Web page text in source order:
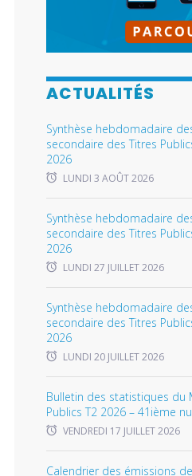
ACTUALITÉS
Synthèse hebdomadaire
secondaire des Titres
2026
LUNDI 3 AOÛT 2026
Synthèse hebdomadaire
secondaire des Titres
2026
LUNDI 27 JUILLET 2026
Synthèse hebdomadaire
secondaire des Titres
2026
LUNDI 20 JUILLET 2026
Bulletin des statistiques du
Publics T2 2026 – 41ième
VENDREDI 17 JUILLET 2026
Calendrier des émissions